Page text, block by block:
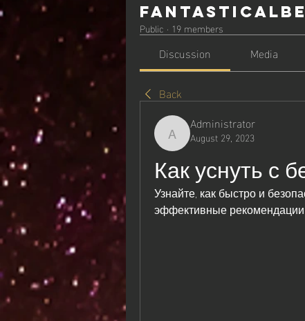
Public · 19 members
Discussion
Media
Back
Administrator
Administrator
August 29, 2023
Как уснуть с
Узнайте, как быстро и
эффективные